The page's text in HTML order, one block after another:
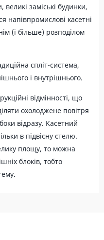
великі заміські будинки,
напівпромислові касетні
(і більше) розподілом
спліт-система,
і внутрішнього.
відмінності, що
охолоджене повітря
відразу. Касетний
в підвісну стелю.
площу, то можна
блоків, тобто